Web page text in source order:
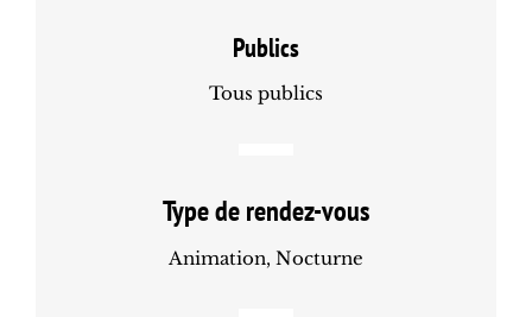
Publics
Tous publics
Type de rendez-vous
Animation, Nocturne